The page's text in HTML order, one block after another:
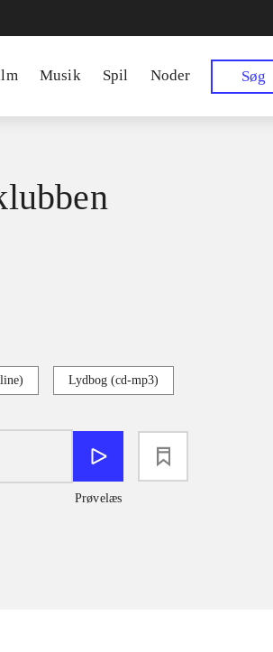
Musik Spil Noder Søg
Lydbog (cd-mp3)
Prøvelæs